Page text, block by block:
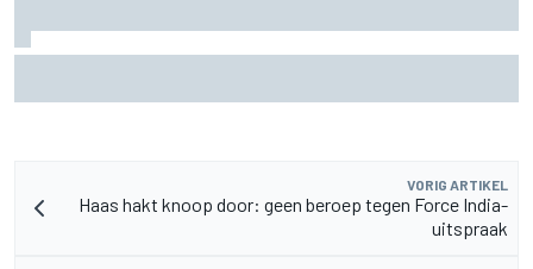
VORIG ARTIKEL
Haas hakt knoop door: geen beroep tegen Force India-
uitspraak